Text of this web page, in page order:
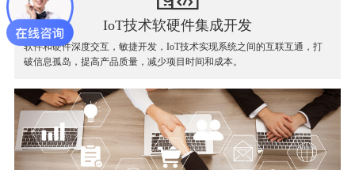
IoT技术软硬件集成开发
软件和硬件深度交互，敏捷开发，IoT技术实现系统之间的互联互通，打
破信息孤岛，提高产品质量，减少项目时间和成本。